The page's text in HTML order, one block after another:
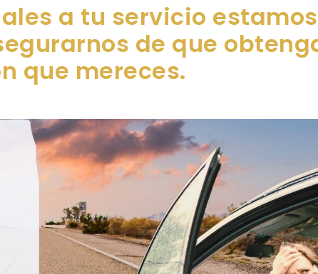
a tu servicio
de que
que mereces.